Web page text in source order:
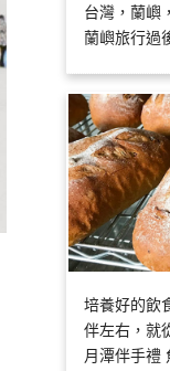
台灣，蘭嶼
蘭嶼旅行過
培養好的飲
伴左右，就
月潭伴手禮